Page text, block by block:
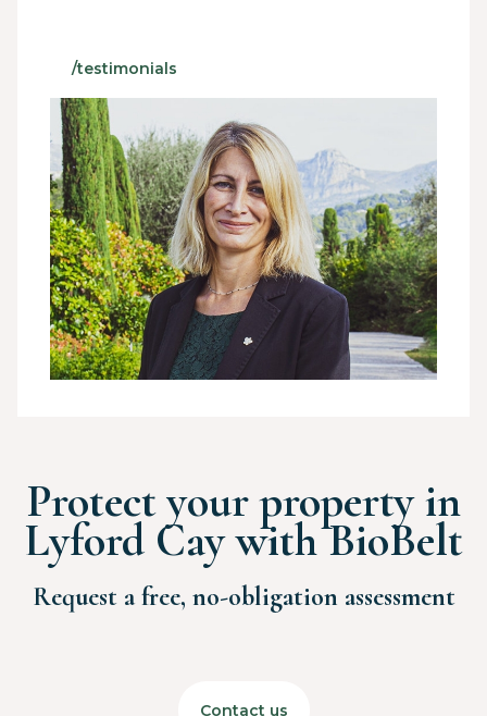
/testimonials
Protect your property in
Lyford Cay with BioBelt
Request a free, no-obligation assessment
Contact us